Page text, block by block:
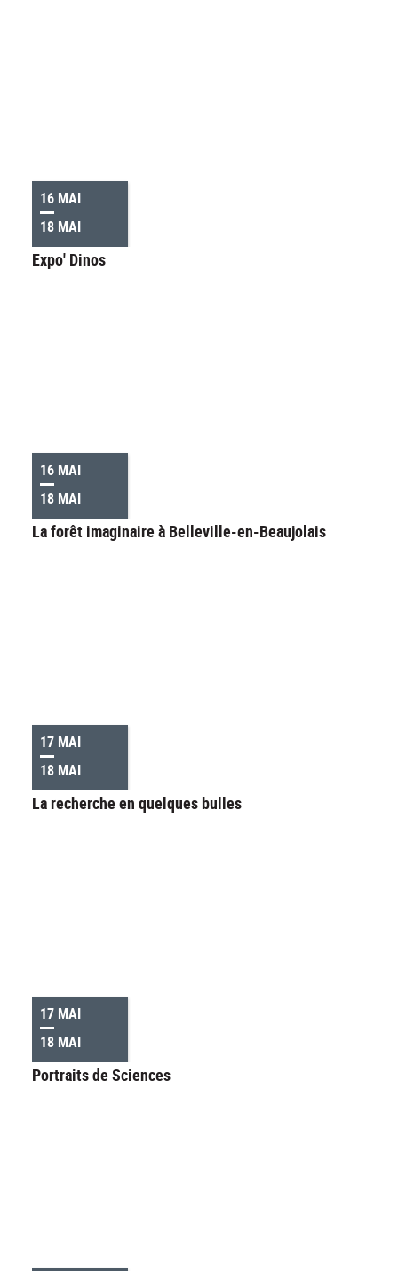
16 MAI
18 MAI
Expo' Dinos
16 MAI
18 MAI
La forêt imaginaire à Belleville-en-Beaujolais
17 MAI
18 MAI
La recherche en quelques bulles
17 MAI
18 MAI
Portraits de Sciences